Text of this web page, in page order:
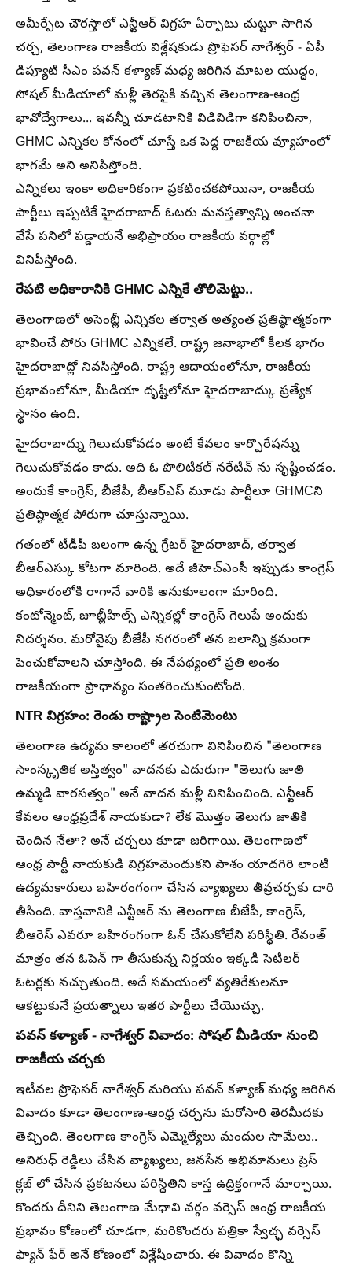
అమీర్పేట చౌరస్తాలో ఎన్టీఆర్ విగ్రహ ఏర్పాటు చుట్టూ సాగిన
చర్చ, తెలంగాణ రాజకీయ విశ్లేషకుడు ప్రొఫెసర్ నాగేశ్వర్ - ఏపీ
డిప్యూటి సీఎం పవన్ కళ్యాణ్ మధ్య జరిగిన మాటల యుద్ధం,
సోషల్ మీడియాలో మళ్లీ తెరపైకి వచ్చిన తెలంగాణ-ఆంధ్ర
భావోద్వేగాలు... ఇవన్నీ చూడటానికి విడివిడిగా కనిపించినా,
GHMC ఎన్నికల కోనంలో చూస్తే ఒక పెద్ద రాజకీయ వ్యూహంలో
భాగమే అని అనిపిస్తోంది.
ఎన్నికలు ఇంకా అధికారికంగా ప్రకటించకపోయినా, రాజకీయ
పార్టీలు ఇప్పటికే హైదరాబాద్ ఓటరు మనస్తత్వాన్ని అంచనా
వేసే పనిలో పడ్డాయనే అభిప్రాయం రాజకీయ వర్గాల్లో
వినిపిస్తోంది.
రేపటి అధికారానికి GHMC ఎన్నికే తొలిమెట్టు..
తెలంగాణలో అసెంబ్లీ ఎన్నికల తర్వాత అత్యంత ప్రతిష్ఠాత్మకంగా
భావించే పోరు GHMC ఎన్నికలే. రాష్ట్ర జనాభాలో కీలక భాగం
హైదరాబాద్లో నివసిస్తోంది. రాష్ట్ర ఆదాయంలోనూ, రాజకీయ
ప్రభావంలోనూ, మీడియా దృష్టిలోనూ హైదరాబాద్కు ప్రత్యేక
స్థానం ఉంది.
హైదరాబాద్ను గెలుచుకోవడం అంటే కేవలం కార్పొరేషన్ను
గెలుచుకోవడం కాదు. అది ఓ పొలిటికల్ నరేటివ్ ను సృష్టించడం.
అందుకే కాంగ్రెస్, బీజేపీ, బీఆర్ఎస్ మూడు పార్టీలూ GHMCని
ప్రతిష్ఠాత్మక పోరుగా చూస్తున్నాయి.
గతంలో టీడీపీ బలంగా ఉన్న గ్రేటర్ హైదరాబాద్, తర్వాత
బీఆర్ఎస్కు కోటగా మారింది. అదే జీహెచ్ఎంసీ ఇప్పుడు కాంగ్రెస్
అధికారంలోకి రాగానే వారికి అనుకూలంగా మారింది.
కంటోన్మెంట్, జూబ్లీహిల్స్ ఎన్నికల్లో కాంగ్రెస్ గెలుపే అందుకు
నిదర్శనం. మరోవైపు బీజేపీ నగరంలో తన బలాన్ని క్రమంగా
పెంచుకోవాలని చూస్తోంది. ఈ నేపథ్యంలో ప్రతి అంశం
రాజకీయంగా ప్రాధాన్యం సంతరించుకుంటోంది.
NTR విగ్రహం: రెండు రాష్ట్రాల సెంటిమెంటు
తెలంగాణ ఉద్యమ కాలంలో తరచుగా వినిపించిన "తెలంగాణ
సాంస్కృతిక అస్తిత్వం" వాదనకు ఎదురుగా "తెలుగు జాతి
ఉమ్మడి వారసత్వం" అనే వాదన మళ్లీ వినిపించింది. ఎన్టీఆర్
కేవలం ఆంధ్రప్రదేశ్ నాయకుడా? లేక మొత్తం తెలుగు జాతికి
చెందిన నేతా? అనే చర్చలు కూడా జరిగాయి. తెలంగాణలో
ఆంధ్ర పార్టీ నాయకుడి విగ్రహమెందుకని పాశం యాదగిరి లాంటి
ఉద్యమకారులు బహిరంగంగా చేసిన వ్యాఖ్యలు తీవ్రచర్చకు దారి
తీసింది. వాస్తవానికి ఎన్టీఆర్ ను తెలంగాణ బీజేపీ, కాంగ్రెస్,
బీఆరెస్ ఎవరూ బహిరంగంగా ఓన్ చేసుకోలేని పరిస్థితి. రేవంత్
మాత్రం తన ఓపెన్ గా తీసుకున్న నిర్ణయం ఇక్కడి సెటిలర్
ఓటర్లకు నచ్చుతుంది. అదే సమయంలో వ్యతిరేకులనూ
ఆకట్టుకునే ప్రయత్నాలు ఇతర పార్టీలు చేయొచ్చు.
పవన్ కళ్యాణ్ - నాగేశ్వర్ వివాదం: సోషల్ మీడియా నుంచి
రాజకీయ చర్చకు
ఇటీవల ప్రొఫెసర్ నాగేశ్వర్ మరియు పవన్ కళ్యాణ్ మధ్య జరిగిన
వివాదం కూడా తెలంగాణ-ఆంధ్ర చర్చను మరోసారి తెరమీదకు
తెచ్చింది. తెంలగాణ కాంగ్రెస్ ఎమ్మెల్యేలు మందుల సామేలు..
అనిరుధ్ రెడ్డిలు చేసిన వ్యాఖ్యలు, జనసేన అభిమానులు ప్రెస్
క్లబ్ లో చేసిన ప్రకటనలు పరిస్థితిని కాస్త ఉద్రిక్తంగానే మార్చాయి.
కొందరు దీనిని తెలంగాణ మేధావి వర్గం వర్సెస్ ఆంధ్ర రాజకీయ
ప్రభావం కోణంలో చూడగా, మరికొందరు పత్రికా స్వేచ్ఛ వర్సెస్
ఫ్యాన్ ఫేర్ అనే కోణంలో విశ్లేషించారు. ఈ వివాదం కొన్ని